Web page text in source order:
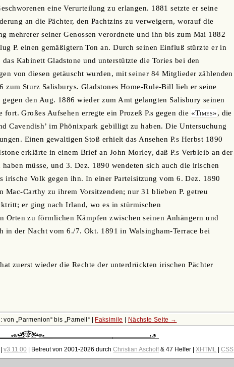
eine Verurteilung zu erlangen. 1881 setzte er seine
an die Pächter, den Pachtzins zu verweigern, worauf die
mehrerer seiner Genossen verordnete und ihn bis zum Mai 1882
P. einen gemäßigtern Ton an. Durch seinen Einfluß stürzte er in
Kabinett Gladstone und unterstützte die Tories bei den
von diesen getäuscht wurden, mit seiner 84 Mitglieder zählenden
zum Sturz Salisburys. Gladstones Home-Rule-Bill lieh er seine
den Aug. 1886 wieder zum Amt gelangten Salisbury seinen
Großes Aufsehen erregte ein Prozeß P.s gegen die «Times», die
Cavendish’ im Phönixpark gebilligt zu haben. Die Untersuchung
Einen gewaltigen Stoß erhielt das Ansehen P.s Herbst 1890
erklärte in einem Brief an John Morley, daß P.s Verbleib an der
müsse, und 3. Dez. 1890 wendeten sich auch die irischen
irische Volk gegen ihn. In einer Parteisitzung vom 6. Dez. 1890
Carthy zu ihrem Vorsitzenden; nur 31 blieben P. getreu
er ging nach Irland, wo es in stürmischen
zu förmlichen Kämpfen zwischen seinen Anhängern und
in der Nacht vom 6./7. Okt. 1891 in Walsingham-Terrace bei
zuerst wieder die Rechte der unterdrückten irischen Pächter
von Parmenion bis Parnell Faksimile Nächste Seite →
|v3.11.00 | Betreut von 2001-2026 durchChristian Aschoff& 47 Helfer |XHTML |CSS